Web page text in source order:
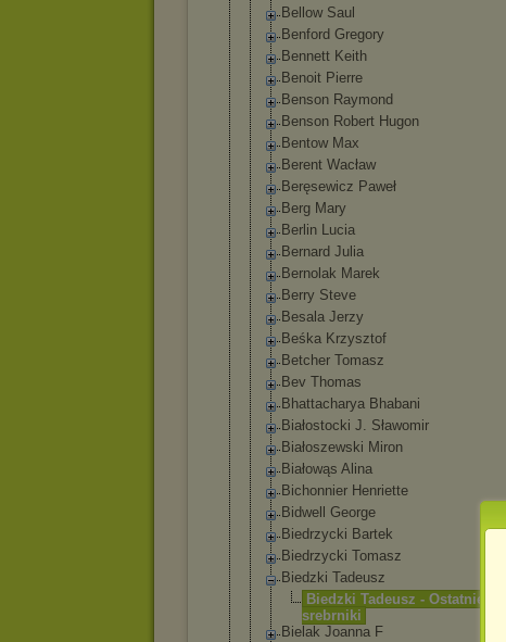
Bellow Saul
Benford Gregory
Bennett Keith
Benoit Pierre
Benson Raymond
Benson Robert Hugon
Bentow Max
Berent Wacław
Beręsewicz Paweł
Berg Mary
Berlin Lucia
Bernard Julia
Bernolak Marek
Berry Steve
Besala Jerzy
Beśka Krzysztof
Betcher Tomasz
Bev Thomas
Bhattacharya Bhabani
Białostocki J. Sławomir
Białoszewski Miron
Białowąs Alina
Bichonnier Henriette
Bidwell George
Biedrzycki Bartek
Biedrzycki Tomasz
Biedzki Tadeusz
Biedzki Tadeusz - Ostatnie
srebrniki
Bielak Joanna F